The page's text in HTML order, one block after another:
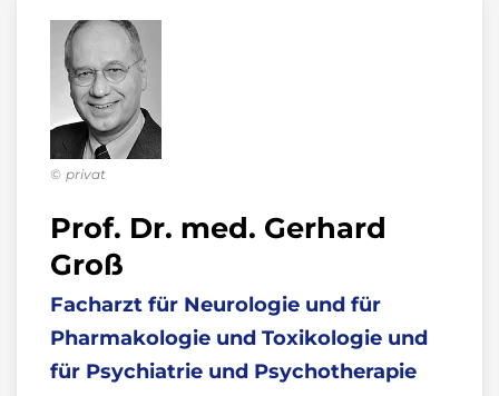
Prof. Dr. med. Gerhard
Groß
Facharzt für Neurologie und für
Pharmakologie und Toxikologie und
für Psychiatrie und Psychotherapie
privat